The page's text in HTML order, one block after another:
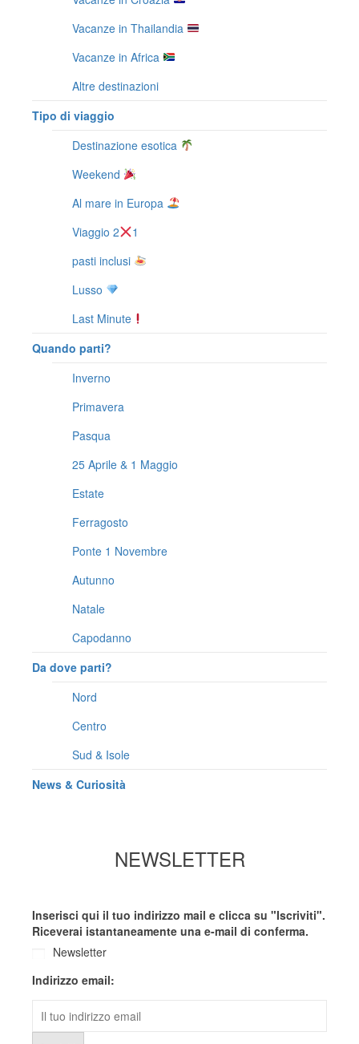
Vacanze in Thailandia
Vacanze in Africa
Altre destinazioni
Tipo di viaggio
Destinazione esotica
Weekend
Al mare in Europa
Viaggio 2
1
pasti inclusi
Lusso
Last Minute
Quando parti?
Inverno
Primavera
Pasqua
25 Aprile & 1 Maggio
Estate
Ferragosto
Ponte 1 Novembre
Autunno
Natale
Capodanno
Da dove parti?
Nord
Centro
Sud & Isole
News & Curiosità
NEWSLETTER
Inserisci qui il tuo indirizzo mail e clicca su "Iscriviti".
Riceverai istantaneamente una e-mail di conferma.
Newsletter
Indirizzo email: